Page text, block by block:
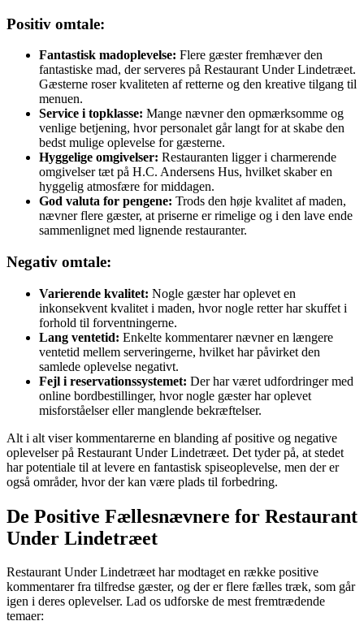
Positiv omtale:
Fantastisk madoplevelse: Flere gæster fremhæver den
fantastiske mad, der serveres på Restaurant Under Lindetræet.
Gæsterne roser kvaliteten af retterne og den kreative tilgang til
menuen.
Service i topklasse: Mange nævner den opmærksomme og
venlige betjening, hvor personalet går langt for at skabe den
bedst mulige oplevelse for gæsterne.
Hyggelige omgivelser: Restauranten ligger i charmerende
omgivelser tæt på H.C. Andersens Hus, hvilket skaber en
hyggelig atmosfære for middagen.
God valuta for pengene: Trods den høje kvalitet af maden,
nævner flere gæster, at priserne er rimelige og i den lave ende
sammenlignet med lignende restauranter.
Negativ omtale:
Varierende kvalitet: Nogle gæster har oplevet en
inkonsekvent kvalitet i maden, hvor nogle retter har skuffet i
forhold til forventningerne.
Lang ventetid: Enkelte kommentarer nævner en længere
ventetid mellem serveringerne, hvilket har påvirket den
samlede oplevelse negativt.
Fejl i reservationssystemet: Der har været udfordringer med
online bordbestillinger, hvor nogle gæster har oplevet
misforståelser eller manglende bekræftelser.
Alt i alt viser kommentarerne en blanding af positive og negative
oplevelser på Restaurant Under Lindetræet. Det tyder på, at stedet
har potentiale til at levere en fantastisk spiseoplevelse, men der er
også områder, hvor der kan være plads til forbedring.
De Positive Fællesnævnere for Restaurant
Under Lindetræet
Restaurant Under Lindetræet har modtaget en række positive
kommentarer fra tilfredse gæster, og der er flere fælles træk, som går
igen i deres oplevelser. Lad os udforske de mest fremtrædende
temaer: